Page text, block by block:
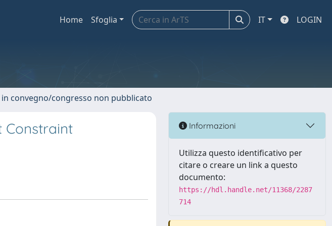
Home Sfoglia IT LOGIN
convegno/congresso non pubblicato
Constraint
Informazioni
Utilizza questo identificativo per
citare o creare un link a questo
documento:
https://hdl.handle.net/11368/2287
714